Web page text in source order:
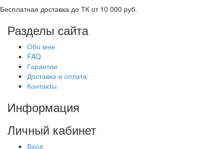
Бесплатная доставка до ТК от 10 000 руб.
Разделы сайта
Обо мне
FAQ
Гарантии
Доставка и оплата
Контакты
Информация
Личный кабинет
Вход